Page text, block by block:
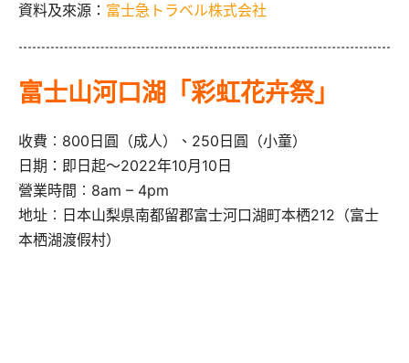
資料及來源： 富士急トラベル株式会社
富士山河口湖「彩虹花卉祭」
收費︰800日圓（成人）、250日圓（小童）
日期：即日起～2022年10月10日
營業時間︰8am – 4pm
地址︰日本山梨県南都留郡富士河口湖町本栖212（富士
本栖湖渡假村）